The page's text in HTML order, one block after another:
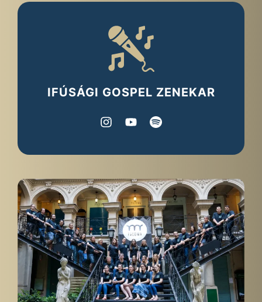
IFÚSÁGI GOSPEL ZENEKAR